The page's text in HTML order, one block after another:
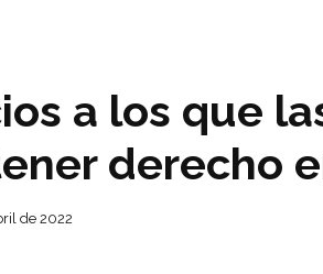
a los que
derecho
de 2022